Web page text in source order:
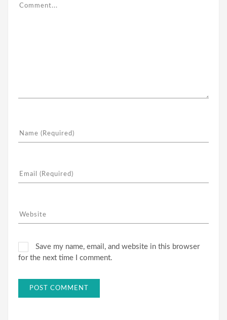
Save my name, email, and website in this browser
for the next time I comment.